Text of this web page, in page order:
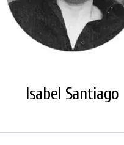
Isabel Santiago